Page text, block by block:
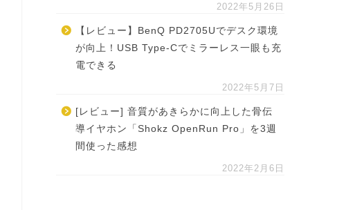
2022年5月26日
【レビュー】BenQ PD2705Uでデスク環境
が向上！USB Type-Cでミラーレス一眼も充
電できる
2022年5月7日
[レビュー] 音質があきらかに向上した骨伝
導イヤホン「Shokz OpenRun Pro」を3週
間使った感想
2022年2月6日